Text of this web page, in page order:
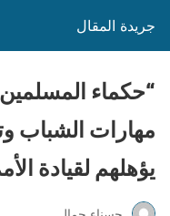
جريدة المقال
“حكماء
مهارات الشباب
يؤهلهم لقيادة